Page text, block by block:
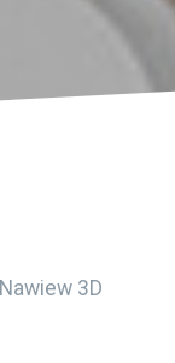
Nawiew 3D